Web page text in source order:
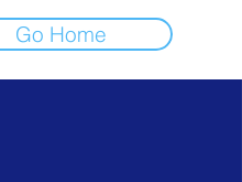
Go Home